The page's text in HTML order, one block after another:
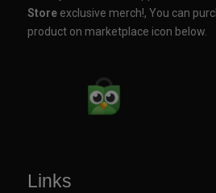
Store exclusive merch!, You can
product on marketplace icon below.
Links